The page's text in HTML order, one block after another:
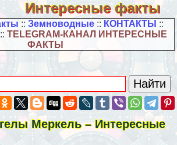
Интересные факты
:: Земноводные:: КОНТАКТЫ ::
::TELEGRAM-КАНАЛ ИНТЕРЕСНЫЕ
ФАКТЫ
Меркель – Интересные